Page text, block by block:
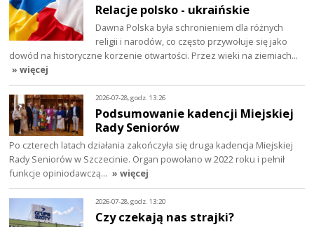
Relacje polsko - ukraińskie
Dawna Polska była schronieniem dla różnych
religii i narodów, co często przywołuje się jako
dowód na historyczne korzenie otwartości. Przez wieki na ziemiach…
» więcej
2026-07-28, godz. 13:26
Podsumowanie kadencji Miejskiej
Rady Seniorów
Po czterech latach działania zakończyła się druga kadencja Miejskiej
Rady Seniorów w Szczecinie. Organ powołano w 2022 roku i pełnił
funkcje opiniodawczą… » więcej
2026-07-28, godz. 13:20
Czy czekają nas strajki?